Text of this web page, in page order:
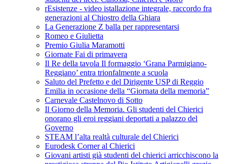
rEsistenze - video istallazione integrale, raccordo fra
generazioni al Chiostro della Ghiara
La Generazione Z balla per rappresentarsi
Romeo e Giulietta
Premio Giulia Maramotti
Giornate Fai di primavera
Il Re della tavola Il formaggio ‘Grana Parmigiano-
Reggiano’ entra trionfalmente a scuola
Saluto del Prefetto e del Dirigente USP di Reggio
Emilia in occasione della “Giornata della memoria”
Carnevale Castelnovo di Sotto
Il Giorno della Memoria. Gli studenti del Chierici
onorano gli eroi reggiani deportati a palazzo del
Governo
STEAM l’alta realtà culturale del Chierici
Eurodesk Corner al Chierici
Giovani artisti già studenti del chierici arricchiscono la